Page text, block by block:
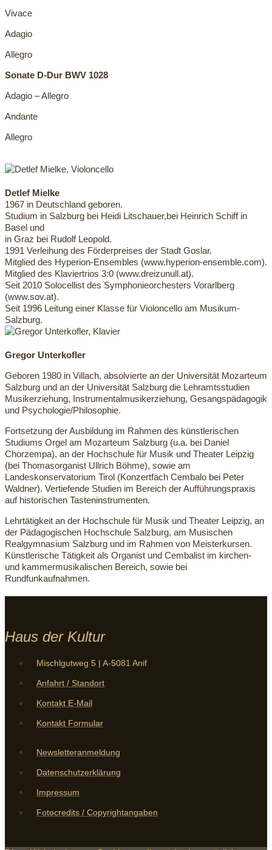
Vivace
Adagio
Allegro
Sonate D-Dur BWV 1028
Adagio – Allegro
Andante
Allegro
Detlef Mielke
1967 in Deutschland geboren.
Studium in Salzburg bei Heidi Litschauer,bei Heinrich Schiff in
Basel und
in Graz bei Rudolf Leopold.
1991 Verleihung des Förderpreises der Stadt Goslar.
Mitglied des Hyperion-Ensembles (www.hyperion-ensemble.com).
Mitglied des Klaviertrios 3:0 (www.dreizunull.at).
Seit 2010 Solocellist des Symphonieorchesters Vorarlberg
(www.sov.at).
Seit 1996 Leitung einer Klasse für Violoncello am Musikum-
Salzburg.
Gregor Unterkofler
Geboren 1980 in Villach, absolvierte an der Universität Mozarteum
Salzburg und an der Universität Salzburg die Lehramtsstudien
Musikerziehung, Instrumentalmusikerziehung, Gesangspädagogik
und Psychologie/Philosophie.
Fortsetzung der Ausbildung im Rahmen des künstlerischen
Studiums Orgel am Mozarteum Salzburg (u.a. bei Daniel
Chorzempa), an der Hochschule für Musik und Theater Leipzig
(bei Thomasorganist Ullrich Böhme), sowie am
Landeskonservatorium Tirol (Konzertfach Cembalo bei Peter
Waldner). Vertiefende Studien im Bereich der Aufführungspraxis
auf historischen Tasteninstrumenten.
Lehrtätigkeit an der Hochschule für Musik und Theater Leipzig, an
der Pädagogischen Hochschule Salzburg, am Musischen
Realgymnasium Salzburg und im Rahmen von Meisterkursen.
Künstlerische Tätigkeit als Organist und Cembalist im kirchen‐
und kammermusikalischen Bereich, sowie bei
Rundfunkaufnahmen.
Haus der Kultur
Mischlgutweg 5 | A-5081 Anif
Anfahrt / Standort
Kontakt E-Mail
Kontakt Formular
Newsletteranmeldung
Datenschutzerklärung
Impressum
Fotocredits / Copyrightangaben